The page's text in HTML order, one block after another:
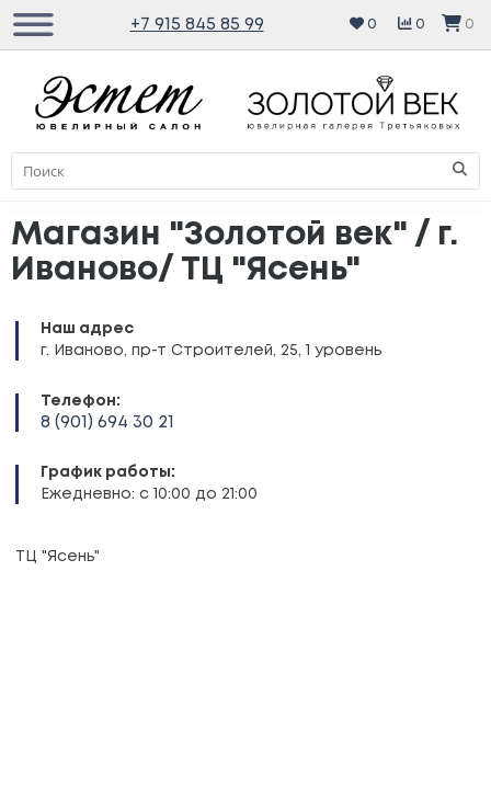
+7 915 845 85 99 0 0 0
Магазин "Золотой век" / г.
Иваново/ ТЦ "Ясень"
Наш адрес
г. Иваново, пр-т Строителей, 25, 1 уровень
Телефон:
8 (901) 694 30 21
График работы:
Ежедневно: с 10:00 до 21:00
ТЦ "Ясень"